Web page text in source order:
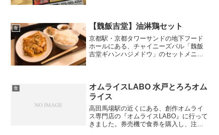
こ焼きも販売していたの...
食 【魏飯吉堂】油淋鶏セット
京都駅・京都タワーサンドの地下フード
ホールにある、チャイニーズバル「魏飯
吉堂ギハンハジメドウ」のセットメニュ
ネギと醤油ベースの甘酸...
食
オムライスLABO 水戸とろろオム
ライス
高田馬場駅の近くにある、創作オムライ
ス専門店の『オムライスLABO』に行って
きました。券売機で食券を購入し、注文